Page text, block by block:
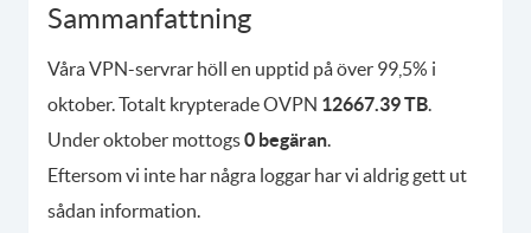
Sammanfattning
Våra VPN-servrar höll en upptid på över 99,5% i
oktober. Totalt krypterade OVPN 12667.39 TB
Under oktober mottogs0 begäran
Eftersom vi inte har några loggar har vi aldrig gett ut
sådan information.